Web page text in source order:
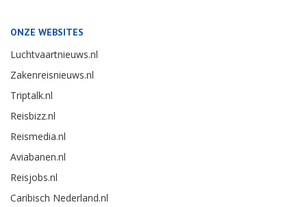
ONZE WEBSITES
Luchtvaartnieuws.nl
Zakenreisnieuws.nl
Triptalk.nl
Reisbizz.nl
Reismedia.nl
Aviabanen.nl
Reisjobs.nl
Caribisch Nederland.nl